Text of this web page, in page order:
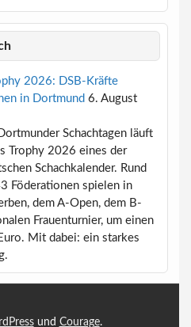
2026: DSB-Kräfte
in Dortmund 6. August
Schachtagen läuft
Trophy 2026 eines der
Schachkalender. Rund
Föderationen spielen in
dem A-Open, dem B-
Frauenturnier, um einen
Mit dabei: ein starkes
und Courage.